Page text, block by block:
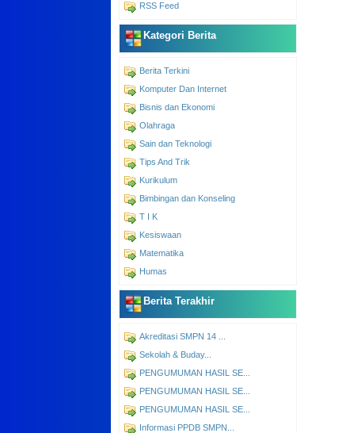
RSS Feed
Kategori Berita
Berita Terkini
Komputer Dan Internet
Bisnis dan Ekonomi
Olahraga
Sain dan Teknologi
Tips And Trik
Kurikulum
Bimbingan dan Konseling
T I K
Kesiswaan
Matematika
Humas
Berita Terakhir
Akreditasi SMPN 14 ...
Sekolah & Buday...
PENGUMUMAN HASIL SE...
PENGUMUMAN HASIL SE...
PENGUMUMAN HASIL SE...
Informasi PPDB SMPN...